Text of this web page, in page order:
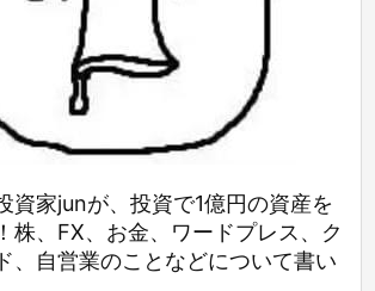
資家junが、投資で1億円の資産を
株、FX、お金、ワードプレス、ク
、自営業のことなどについて書い